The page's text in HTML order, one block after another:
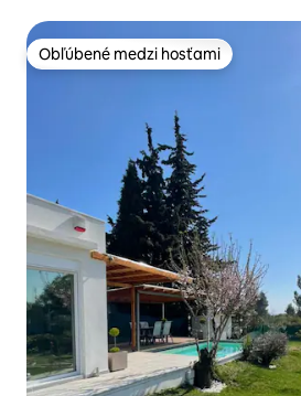
Obľúbené medzi hosťami
Obľúbené medzi hosťami